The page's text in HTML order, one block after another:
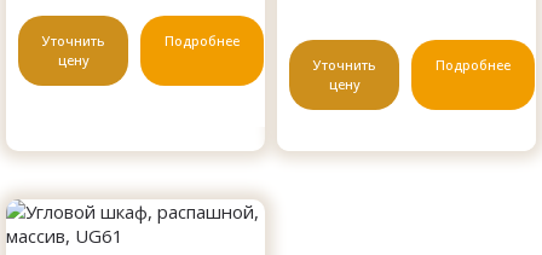
Уточнить
цену
Подробнее
Уточнить
цену
Подробнее